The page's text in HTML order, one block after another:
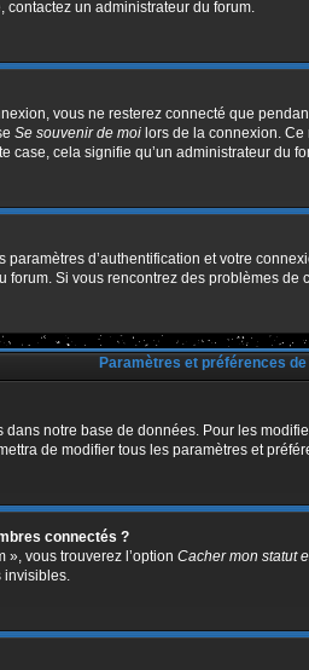
un administrateur du forum.
vous ne resterez connecté que
Se souvenir de moi lors de la connexion.
case, cela signifie qu’un administrateur du
d’authentification et votre
Si vous rencontrez des problèmes
Paramètres et préférences de
notre base de données. Pour les
de modifier tous les paramètres et
connectés ?
», vous trouverez l’option Cacher mon statut
invisibles.